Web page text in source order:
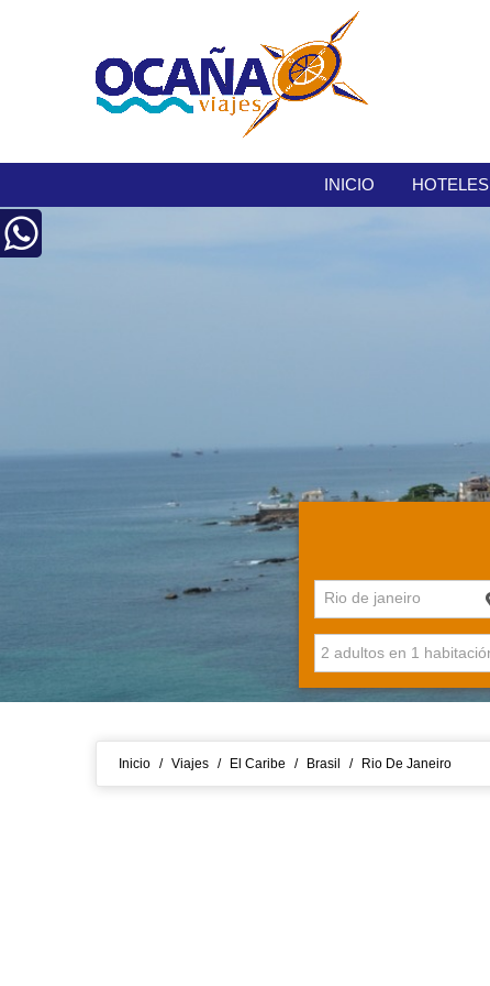
INICIO HOTELES
Rio de janeiro
Inicio / Viajes / El Caribe / Brasil / Rio De Janeiro